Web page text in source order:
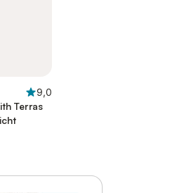
9,0
Terras